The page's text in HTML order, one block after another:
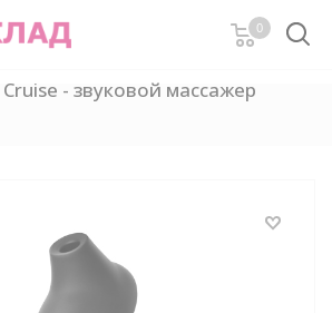
0
- звуковой массажер